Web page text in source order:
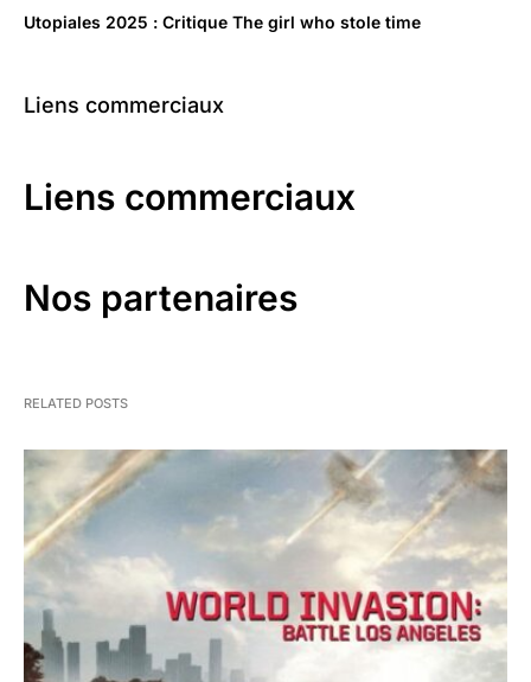
Utopiales 2025 : Critique The girl who stole time
Liens commerciaux
Liens commerciaux
Nos partenaires
RELATED POSTS